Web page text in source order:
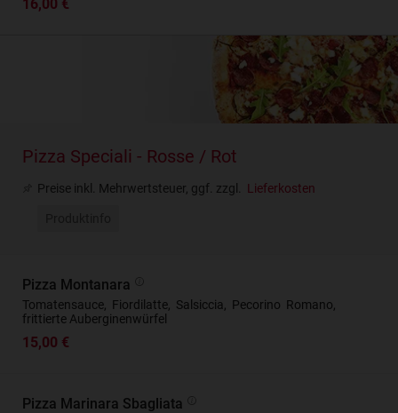
16,00 €
Pizza Speciali - Rosse / Rot
Preise inkl. Mehrwertsteuer, ggf. zzgl. Lieferkosten
Pizza Montanara
Tomatensauce, Fiordilatte, Salsiccia, Pecorino Romano,
frittierte Auberginenwürfel
15,00 €
Pizza Marinara Sbagliata